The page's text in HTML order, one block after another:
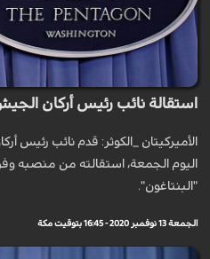
استقالة نائب رئيس أركان
الأميرکيتان _الكوثر: قدم نائب رئيس
اليوم الجمعة، استقالته من منصبه
"البنتاغون".
الجمعة 13 نوفمبر 2020 - 16:45 بتوقيت مكة